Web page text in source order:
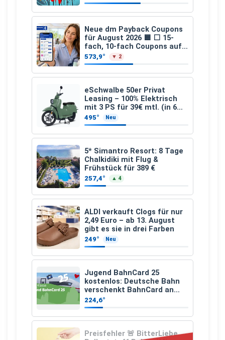
Neue dm Payback Coupons
für August 2026 🟦 ⬜ 15-
fach, 10-fach Coupons auf
den gesamten Einkauf ab 2
€
573,9° ▼ 2
eSchwalbe 50er Privat
Leasing – 100% Elektrisch
mit 3 PS für 39€ mtl. (in 6
schicken Farben LF: 0.43, 36
Monate, Bereitstellung:
159,00 €, 2.500 km/Jahr)
495° Neu
5* Simantro Resort: 8 Tage
Chalkidiki mit Flug &
Frühstück für 389 €
257,4° ▲ 4
ALDI verkauft Clogs für nur
2,49 Euro – ab 13. August
gibt es sie in drei Farben
249° Neu
Jugend BahnCard 25
kostenlos: Deutsche Bahn
verschenkt BahnCard an
Kinder und Jugendliche
224,6°
Preisfehler 🚨 BitterLiebe